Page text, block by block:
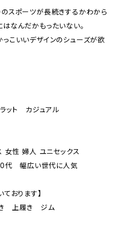
スポーツが長続きするかわから
なんだかもったいない。
こいいデザインのシューズが欲
ラット カジュアル
性 婦人 ユニセックス
代 幅広い世代に人気
おります】
上履き ジム